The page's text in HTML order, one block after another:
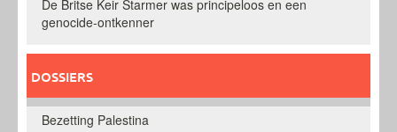
De Britse Keir Starmer was principeloos en een
genocide-ontkenner
DOSSIERS
Bezetting Palestina